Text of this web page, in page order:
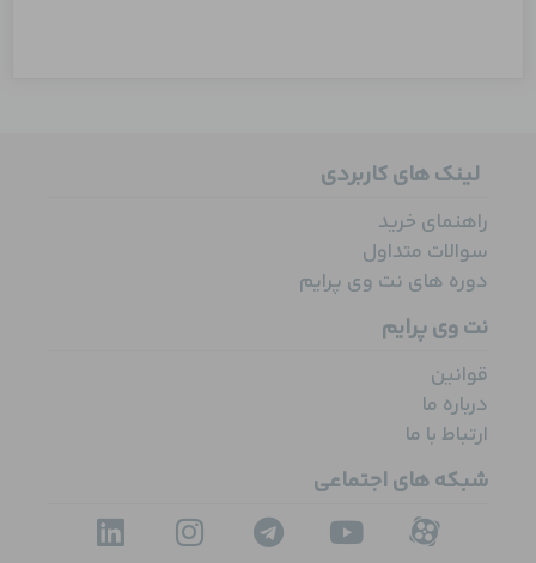
لینک های کاربردی
راهنمای خرید
سوالات متداول
دوره های نت وی پرایم
نت وی پرایم
قوانین
درباره ما
ارتباط با ما
شبکه های اجتماعی